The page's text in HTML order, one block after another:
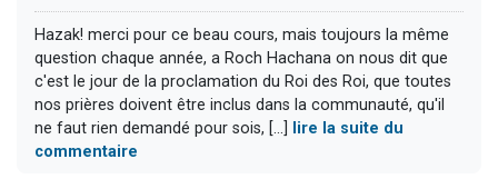
Hazak! merci pour ce beau cours, mais toujours la même
question chaque année, a Roch Hachana on nous dit que
c'est le jour de la proclamation du Roi des Roi, que toutes
nos prières doivent être inclus dans la communauté, qu'il
ne faut rien demandé pour sois, [...]
lire la suite du
commentaire